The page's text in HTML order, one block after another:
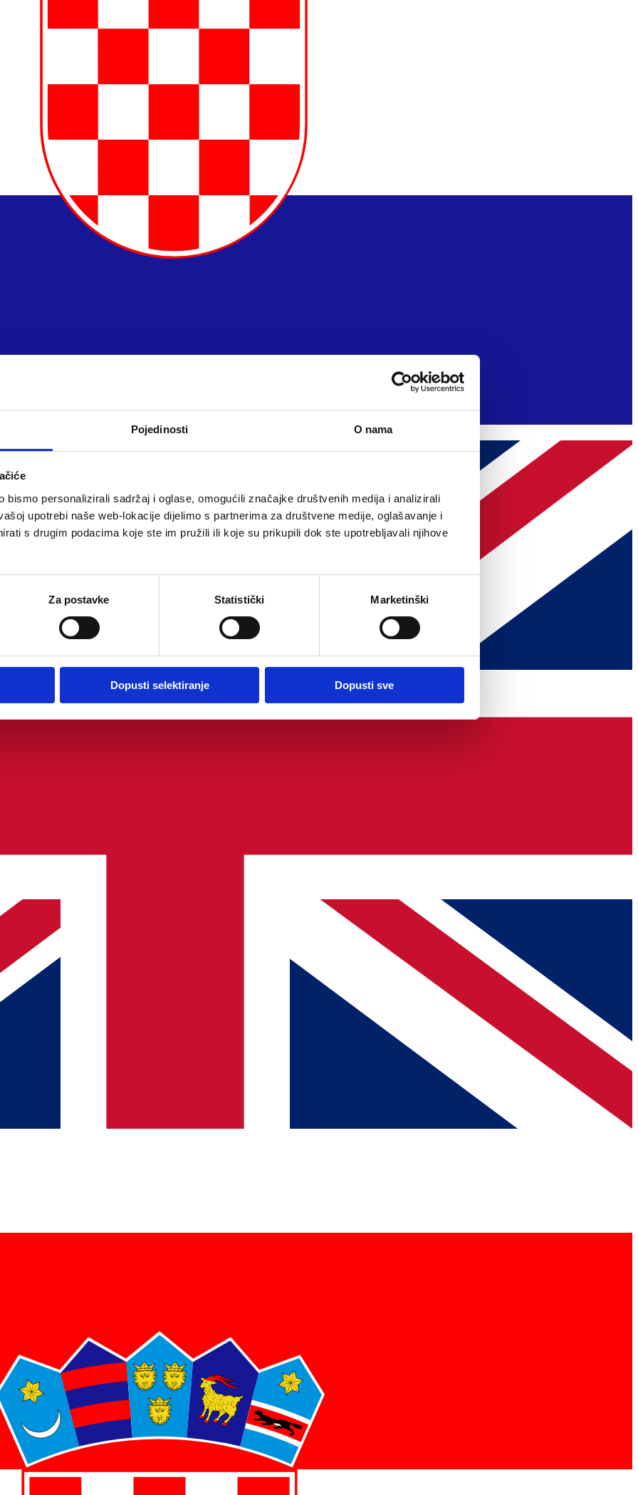
Pojedinosti O nama
bismo personalizirali sadržaj i oglase, omogućili značajke društvenih medija i analizirali
upotrebi naše web-lokacije dijelimo s partnerima za društvene medije, oglašavanje i
s drugim podacima koje ste im pružili ili koje su prikupili dok ste upotrebljavali njihove
Za postavke Statistički Marketinški
Dopusti selektiranje Dopusti sve